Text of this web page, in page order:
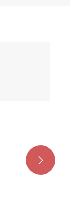
